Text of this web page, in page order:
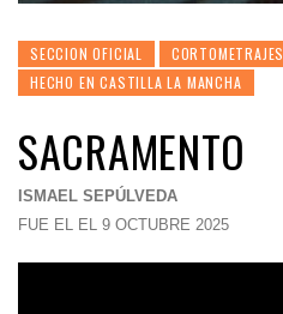
SECCION OFICIAL
CORTOMETRAJES
HECHO EN CASTILLA LA MANCHA
SACRAMENTO
ISMAEL SEPÚLVEDA
FUE EL EL 9 OCTUBRE 2025